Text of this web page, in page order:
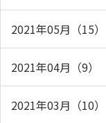
2021年05月（15）
2021年04月（9）
2021年03月（10）